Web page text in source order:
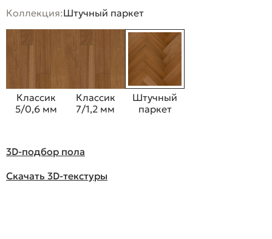
Коллекция:Штучный паркет
Классик
5/0,6 мм
Классик
7/1,2 мм
Штучный
паркет
3D-подбор пола
Скачать 3D-текстуры